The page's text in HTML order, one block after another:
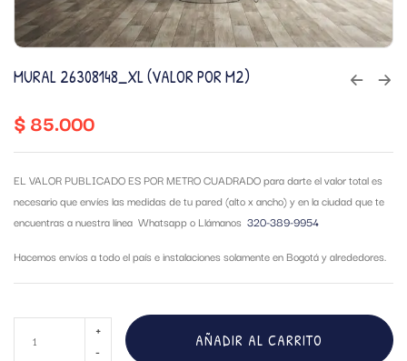
MURAL 26308148_XL (VALOR POR M2)
$85.000
EL VALOR PUBLICADO ES POR METRO CUADRADO para darte el valor total es
necesario que envíes las medidas de tu pared (alto x ancho) y en la ciudad que te
encuentras a nuestra línea Whatsapp o Llámanos 320-389-9954
Hacemos envíos a todo el país e instalaciones solamente en Bogotá y alrededores.
AÑADIR AL CARRITO